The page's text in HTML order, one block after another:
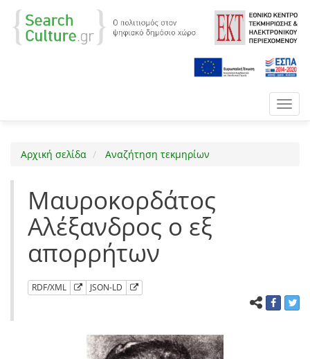
Αρχική σελίδα Αναζήτηση τεκμηρίων
Μαυροκορδάτος
Αλέξανδρος ο εξ
απορρήτων
RDF/XML JSON-LD